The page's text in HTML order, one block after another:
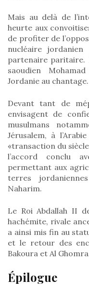
Mais au delà de
heurte aux
de profiter de
nucléaire
partenaire
saoudien
Jordanie au chantage.
Devant tant de
envisagent de
musulmans
Jérusalem, à
«transaction du
l’accord conclu
permettant aux
terres
Naharim.
Le Roi Abdallah II
hachémite, rivale
a ainsi mis fin au
et le retour des
Bakoura et Al
Épilogue